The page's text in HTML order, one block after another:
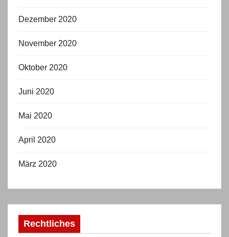
Dezember 2020
November 2020
Oktober 2020
Juni 2020
Mai 2020
April 2020
März 2020
Rechtliches